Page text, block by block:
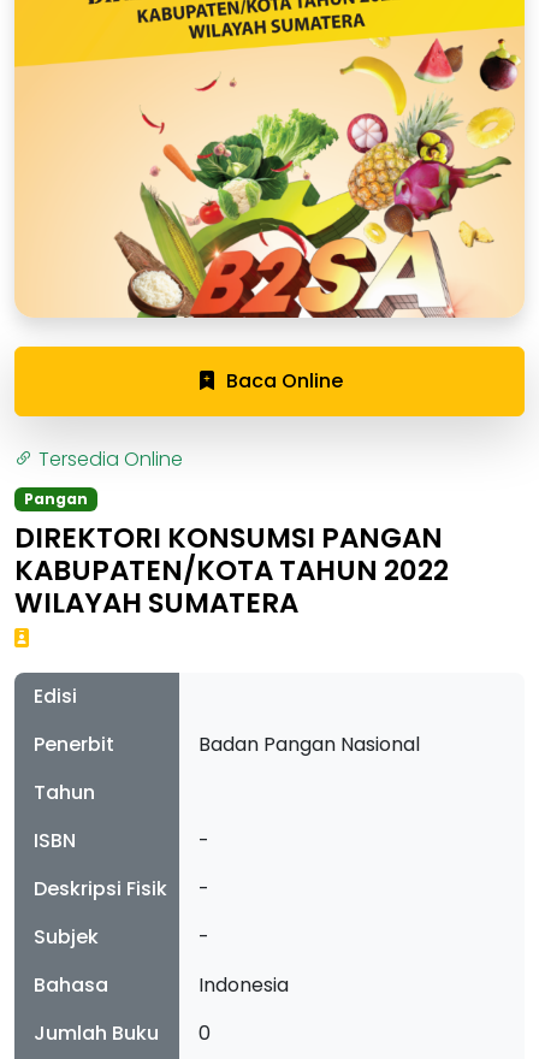
Baca Online
Tersedia Online
Pangan
DIREKTORI KONSUMSI PANGAN
KABUPATEN/KOTA TAHUN 2022
WILAYAH SUMATERA
Edisi
Penerbit
Badan Pangan Nasional
Tahun
ISBN
-
Deskripsi Fisik
-
Subjek
-
Bahasa
Indonesia
Jumlah Buku
0